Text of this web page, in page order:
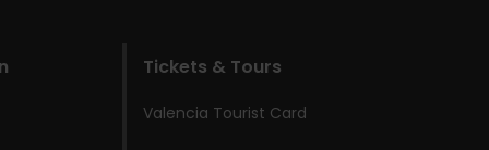
Tickets & Tours
Valencia Tourist Card